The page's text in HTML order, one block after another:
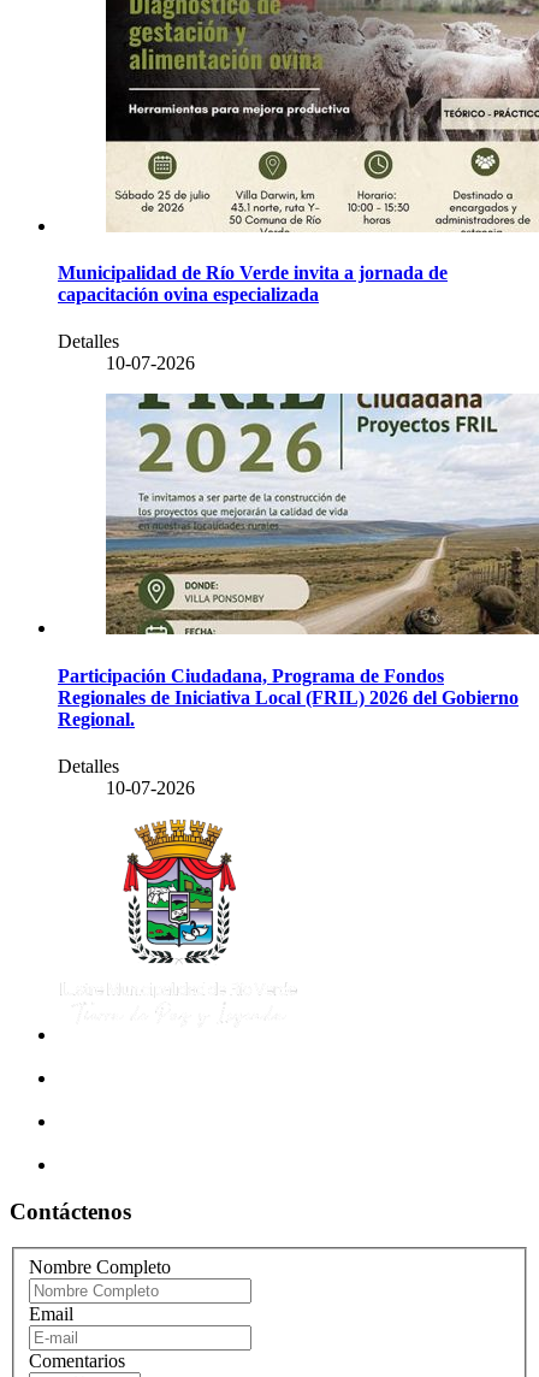
Municipalidad de Río Verde invita a jornada de
capacitación ovina especializada
Detalles
10-07-2026
Participación Ciudadana, Programa de Fondos
Regionales de Iniciativa Local (FRIL) 2026 del Gobierno
Regional.
Detalles
10-07-2026
Contáctenos
Nombre Completo
Email
Comentarios